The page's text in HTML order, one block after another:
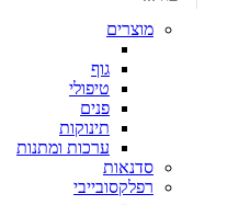
מוצרים
גוף
טיפולי
פנים
תינוקות
ערכות ומתנות
סדנאות
רפלקסובייבי